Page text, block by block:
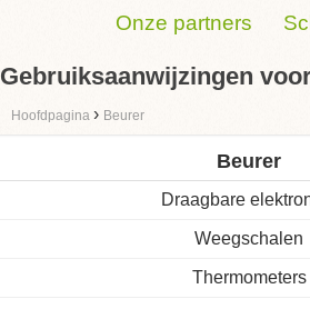
Onze partners
Gebruiksaanwijzingen
Hoofdpagina › Beurer
Beurer
Draagbare
Weegschalen
Thermometers